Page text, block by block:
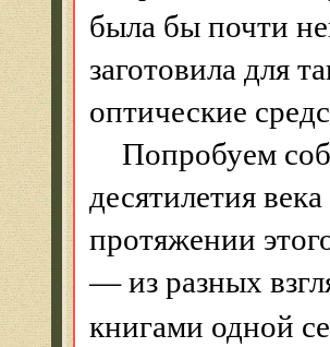
была бы почти
заготовила для
оптические
Попробуем
десятилетия
протяжении
— из разных
книгами одной